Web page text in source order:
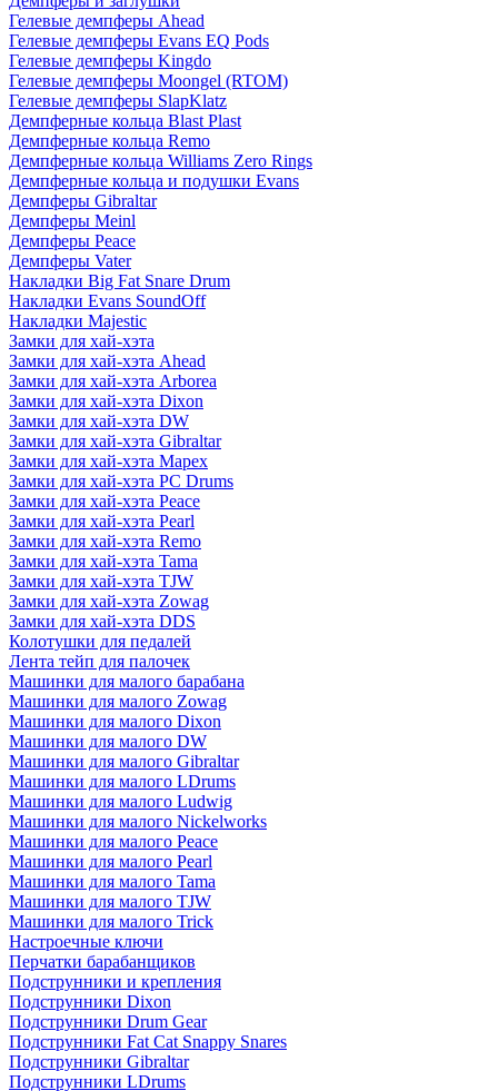
Гелевые демпферы Ahead
Гелевые демпферы Evans EQ Pods
Гелевые демпферы Kingdo
Гелевые демпферы Moongel (RTOM)
Гелевые демпферы SlapKlatz
Демпферные кольца Blast Plast
Демпферные кольца Remo
Демпферные кольца Williams Zero Rings
Демпферные кольца и подушки Evans
Демпферы Gibraltar
Демпферы Meinl
Демпферы Peace
Демпферы Vater
Накладки Big Fat Snare Drum
Накладки Evans SoundOff
Накладки Majestic
Замки для хай-хэта
Замки для хай-хэта Ahead
Замки для хай-хэта Arborea
Замки для хай-хэта Dixon
Замки для хай-хэта DW
Замки для хай-хэта Gibraltar
Замки для хай-хэта Mapex
Замки для хай-хэта PC Drums
Замки для хай-хэта Peace
Замки для хай-хэта Pearl
Замки для хай-хэта Remo
Замки для хай-хэта Tama
Замки для хай-хэта TJW
Замки для хай-хэта Zowag
Замки для хай-хэта DDS
Колотушки для педалей
Лента тейп для палочек
Машинки для малого барабана
Машинки для малого Zowag
Машинки для малого Dixon
Машинки для малого DW
Машинки для малого Gibraltar
Машинки для малого LDrums
Машинки для малого Ludwig
Машинки для малого Nickelworks
Машинки для малого Peace
Машинки для малого Pearl
Машинки для малого Tama
Машинки для малого TJW
Машинки для малого Trick
Настроечные ключи
Перчатки барабанщиков
Подструнники и крепления
Подструнники Dixon
Подструнники Drum Gear
Подструнники Fat Cat Snappy Snares
Подструнники Gibraltar
Подструнники LDrums